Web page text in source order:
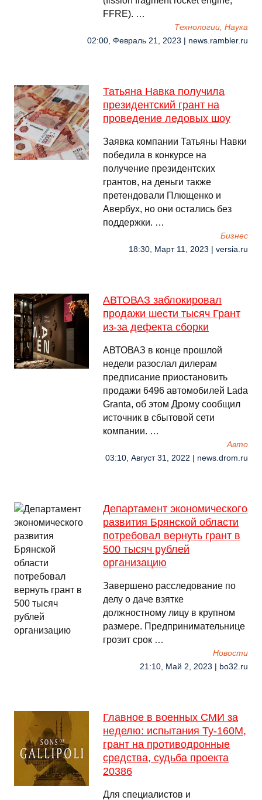
FFRE). …
Технологии, Наука
02:00, Февраль 21, 2023 | news.rambler.ru
Татьяна Навка получила
президентский грант на
проведение ледовых шоу
Заявка компании Татьяны Навки
победила в конкурсе на
получение президентских
грантов, на деньги также
претендовали Плющенко и
Авербух, но они остались без
поддержки. …
Бизнес
18:30, Март 11, 2023 | versia.ru
АВТОВАЗ заблокировал
продажи шести тысяч Грант
из-за дефекта сборки
АВТОВАЗ в конце прошлой
недели разослал дилерам
предписание приостановить
продажи 6496 автомобилей Lada
Granta, об этом Дрому сообщил
источник в сбытовой сети
компании. …
Авто
03:10, Август 31, 2022 | news.drom.ru
Департамент экономического
развития Брянской области
потребовал вернуть грант в
500 тысяч рублей
организацию
Завершено расследование по
делу о даче взятке
должностному лицу в крупном
размере. Предпринимательнице
грозит срок …
Новости
21:10, Май 2, 2023 | bo32.ru
Главное в военных СМИ за
неделю: испытания Ту-160М,
грант на противодронные
средства, судьба проекта
20386
Для специалистов и